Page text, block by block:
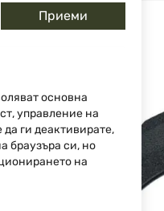
Приеми
основна
управление на
ги деактивирате,
браузъра си, но
на